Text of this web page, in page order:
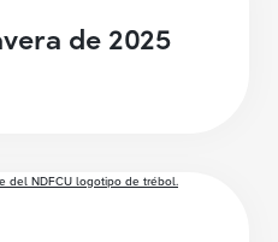
de 2025